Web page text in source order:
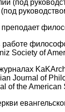
(под
работе
Society of
журналах
Journal of
of the